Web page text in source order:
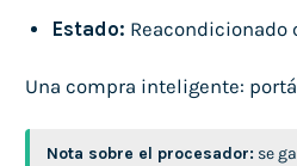
Estado: Reacondicionado
Una compra inteligente:
Nota sobre el procesador: se